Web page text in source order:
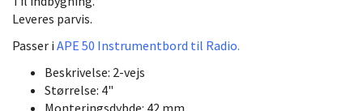
Leveres parvis.
Passer i APE 50 Instrumentbord til Radio.
Beskrivelse: 2-vejs
Størrelse: 4"
Monteringsdybde: 42 mm